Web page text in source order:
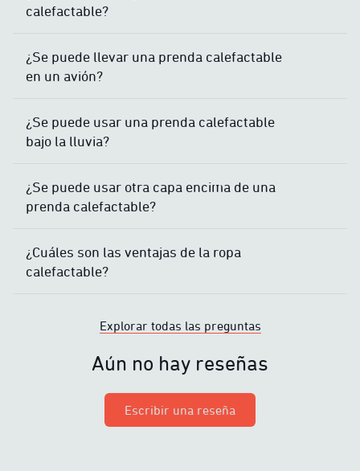
calefactable?
¿Se puede llevar una prenda calefactable
en un avión?
¿Se puede usar una prenda calefactable
bajo la lluvia?
¿Se puede usar otra capa encima de una
prenda calefactable?
¿Cuáles son las ventajas de la ropa
calefactable?
Explorar todas las preguntas
Aún no hay reseñas
Escribir una reseña